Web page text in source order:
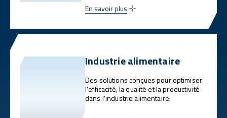
En savoir plus
Industrie alimentaire
Des solutions conçues pour optimiser
l’efficacité, la qualité et la productivité
dans l’industrie alimentaire.